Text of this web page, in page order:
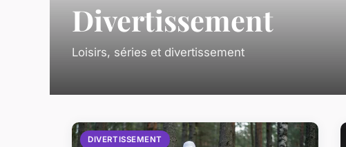
Divertissement
Loisirs, séries et divertissement
DIVERTISSEMENT